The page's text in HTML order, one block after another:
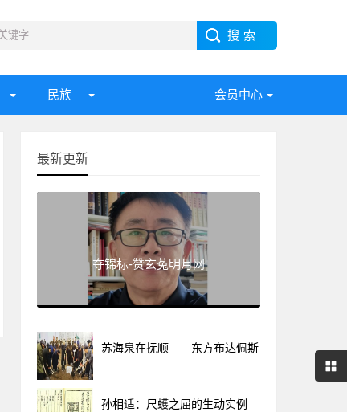
民族 会员中心
最新更新
夺锦标-赞玄菟明月网
苏海泉在抚顺——东方布达佩斯
孙相适：尺蠖之屈的生动实例